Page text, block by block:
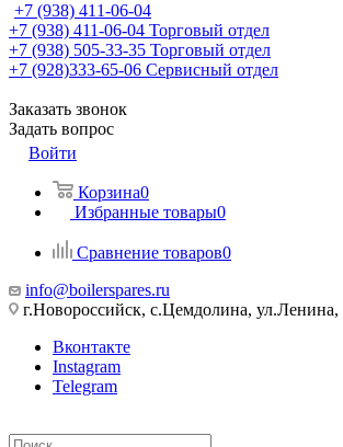
+7 (938) 411-06-04
+7 (938) 411-06-04 Торговый отдел
+7 (938) 505-33-35 Торговый отдел
+7 (928)333-65-06 Сервисный отдел
Заказать звонок
Задать вопрос
Войти
Корзина0
Избранные товары0
Сравнение товаров0
info@boilerspares.ru
г.Новороссийск, с.Цемдолина,
Вконтакте
Instagram
Telegram